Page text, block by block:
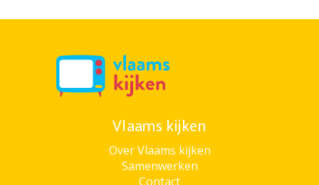
Vlaams kijken
Over Vlaams kijken
Samenwerken
Contact